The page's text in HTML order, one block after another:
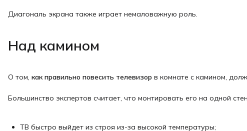
Диагональ экрана также играет немаловажную роль.
Над камином
О том, как правильно повесить телевизор в комнате с камином,
Большинство экспертов считает, что монтировать его на одной
ТВ быстро выйдет из строя из-за высокой температуры;